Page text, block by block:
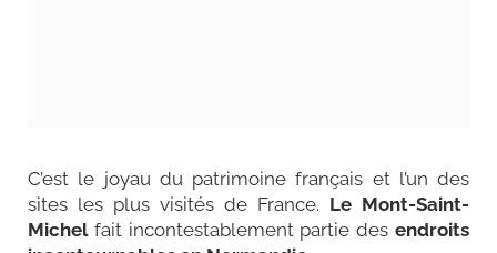
C’est le joyau du patrimoine français et l’un des
sites les plus visités de France. Le Mont-Saint-
Michelfait incontestablement partie des endroits